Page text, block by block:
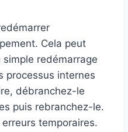
Cela peut
redémarrage
processus internes
débranchez-le
puis rebranchez-le.
temporaires.